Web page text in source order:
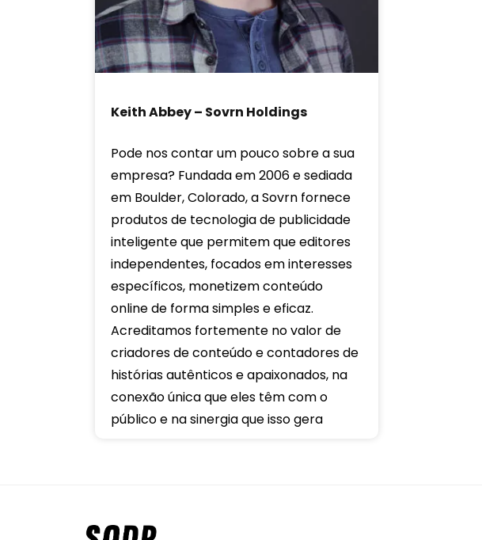
Keith Abbey – Sovrn Holdings
Pode nos contar um pouco sobre a sua
empresa? Fundada em 2006 e sediada
em Boulder, Colorado, a Sovrn fornece
produtos de tecnologia de publicidade
inteligente que permitem que editores
independentes, focados em interesses
específicos, monetizem conteúdo
online de forma simples e eficaz.
Acreditamos fortemente no valor de
criadores de conteúdo e contadores de
histórias autênticos e apaixonados, na
conexão única que eles têm com o
público e na sinergia que isso gera